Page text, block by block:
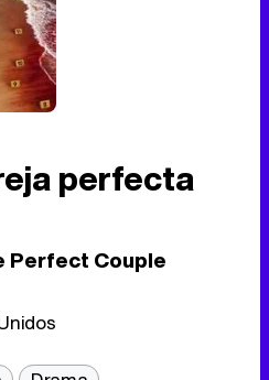
perfecta
Perfect Couple